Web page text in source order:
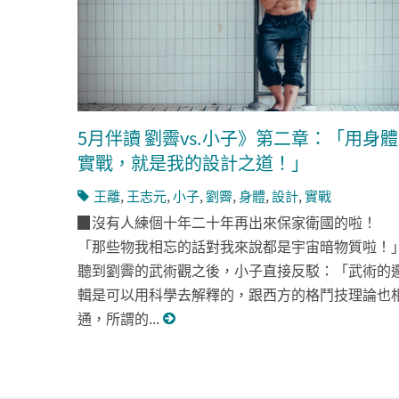
5月伴讀 劉霽vs.小子》第二章：「用身體
實戰，就是我的設計之道！」
王離, 王志元,小子,劉霽,身體,設計,實戰
▉沒有人練個十年二十年再出來保家衛國的啦！
「那些物我相忘的話對我來說都是宇宙暗物質啦！」
聽到劉霽的武術觀之後，小子直接反駁：「武術的
輯是可以用科學去解釋的，跟西方的格鬥技理論也
通，所謂的...